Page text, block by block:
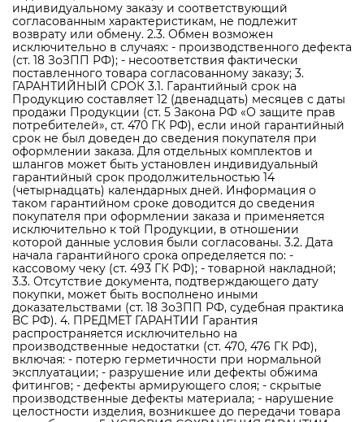
индивидуальному заказу и соответствующий
согласованным характеристикам, не подлежит
возврату или обмену. 2.3. Обмен возможен
исключительно в случаях: - производственного дефекта
(ст. 18 ЗоЗПП РФ); - несоответствия фактически
поставленного товара согласованному заказу; 3.
ГАРАНТИЙНЫЙ СРОК 3.1. Гарантийный срок на
Продукцию составляет 12 (двенадцать) месяцев с даты
продажи Продукции (ст. 5 Закона РФ «О защите прав
потребителей», ст. 470 ГК РФ), если иной гарантийный
срок не был доведен до сведения покупателя при
оформлении заказа. Для отдельных комплектов и
шлангов может быть установлен индивидуальный
гарантийный срок продолжительностью 14
(четырнадцать) календарных дней. Информация о
таком гарантийном сроке доводится до сведения
покупателя при оформлении заказа и применяется
исключительно к той Продукции, в отношении
которой данные условия были согласованы. 3.2. Дата
начала гарантийного срока определяется по: -
кассовому чеку (ст. 493 ГК РФ); - товарной накладной;
3.3. Отсутствие документа, подтверждающего дату
покупки, может быть восполнено иными
доказательствами (ст. 18 ЗоЗПП РФ, судебная практика
ВС РФ). 4. ПРЕДМЕТ ГАРАНТИИ Гарантия
распространяется исключительно на
производственные недостатки (ст. 470, 476 ГК РФ),
включая: - потерю герметичности при нормальной
эксплуатации; - разрушение или дефекты обжима
фитингов; - дефекты армирующего слоя; - скрытые
производственные дефекты материала; - нарушение
целостности изделия, возникшее до передачи товара